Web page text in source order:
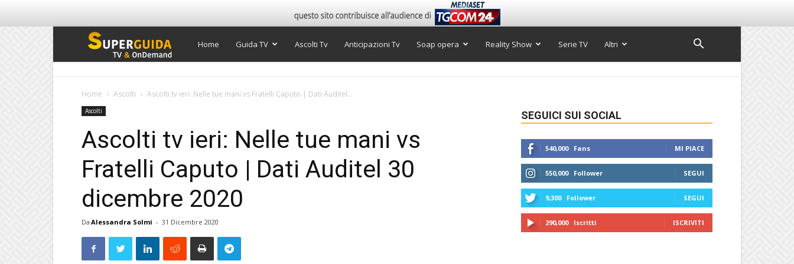
Super
Home Guida TV Ascolti Tv Anticipazioni Tv Soap opera Reality Show Serie TV Altri
Home Ascolti Ascolti tv ieri: Nelle tue mani vs Fratelli Caputo | Dati Auditel...
Ascolti
Ascolti tv ieri: Nelle tue mani vs
Fratelli Caputo | Dati Auditel 30
dicembre 2020
Da Alessandra Solmi - 31 Dicembre 2020
SEGUICI SUI SOCIAL
540,000 Fans MI PIACE
550,000 Follower SEGUI
9,300 Follower SEGUI
290,000 Iscritti ISCRIVITI